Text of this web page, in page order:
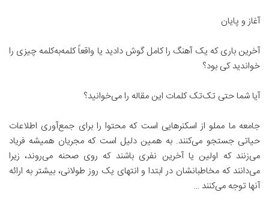
آغاز و پایان
آخرین باری که یک آهنگ را کامل گوش دادید یا واقعاً کلمه‌به‌کلمه چیزی را
خواندید کی بود؟
آیا شما حتی تک‌تک کلمات این مقاله را می‌خوانید؟
جامعه ما مملو از اسکنرهایی است که محتوا را برای جمع‌آوری اطلاعات
حیاتی جستجو می‌کنند. به همین دلیل است که مجریان همیشه فریاد
می‌زنند که اولین یا آخرین نفری باشند که روی صحنه می‌روند، زیرا
می‌دانند که مخاطبانشان در ابتدا و انتهای یک روز طولانی، بیشتر به ارائه
آنها توجه می‌کنند …